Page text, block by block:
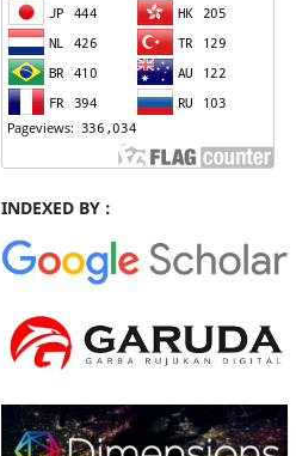
INDEXED BY :